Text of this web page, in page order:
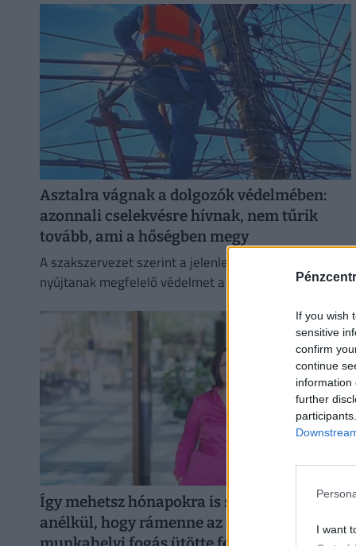
If you wish
sensitive
confirm
continue
information
further
I want
Asztalra vágnak a dolgozók védelmében:
azonnali cselekvésre hívnak, nem tűrik
tovább, ami a hőségben megy
A szakszervezet szerint a jelenlegi előírások nem
nyújtanak megfelelő védelmet a nyári hőséggel
egészségének védelmében.
Így mehetsz hónapokra is szabadságra
anélkül, hogy rámenne az állásod: új